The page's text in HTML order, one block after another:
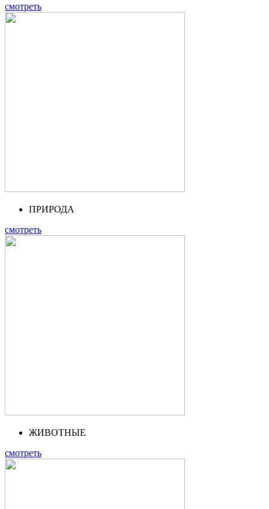
смотреть
ПРИРОДА
смотреть
ЖИВОТНЫЕ
смотреть